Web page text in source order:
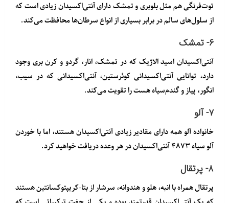
توت‌فرنگی هم مثل بلوبری و تمشک دارای آنتی‌اکسیدان زیادی است که
از سلول‌های سالم در برابر بسیاری از انواع سرطان‌ها محافظت می‌کند.
۶- تمشک
آنتی‌اکسیدان اسید الاژیک که در تمشک، انار، گردو و کرن بری وجود
دارد، توانایی آنتی‌اکسیدانی کوئرستین، آنتی‌اکسیدانی که در سیب،
انگور، پیاز و گندم‌سیاه هست را تقویت می‌کند.
۷- آلو
خانواده آلو همه دارای مقادیر زیادی آنتی‌اکسیدان هستند، اما با خوردن
آلو سیاه ۴۸۷۳ آنتی‌اکسیدان در هر وعده دریافت خواهید کرد.
۸- پرتقال
پرتقال همراه با انبه، هلو و هندوانه، سرشار از بتا-کریپتوکسانتین هستند